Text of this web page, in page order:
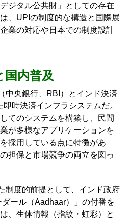
ジタル公共財」としての存在
、UPIの制度的な構造と国際展
業の対応や日本での制度設計
国内普及
中央銀行、RBI）とインド決済
時決済インフラシステムだ。
てのシステムを構築し、民間
が多様なアプリケーションを
採用している点に特徴があ
担保と市場競争の両立を図っ
制度的前提として、インド政府
ール（Aadhaar）」の付番を
、生体情報（指紋・虹彩）と